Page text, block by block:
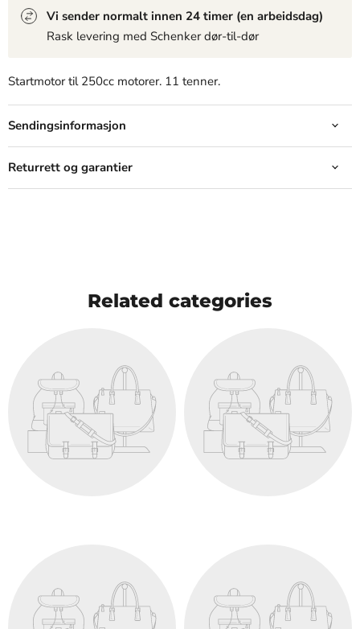
Vi sender normalt innen 24 timer (en arbeidsdag)
Rask levering med Schenker dør-til-dør
Startmotor til 250cc motorer. 11 tenner.
Sendingsinformasjon
Returrett og garantier
Related categories